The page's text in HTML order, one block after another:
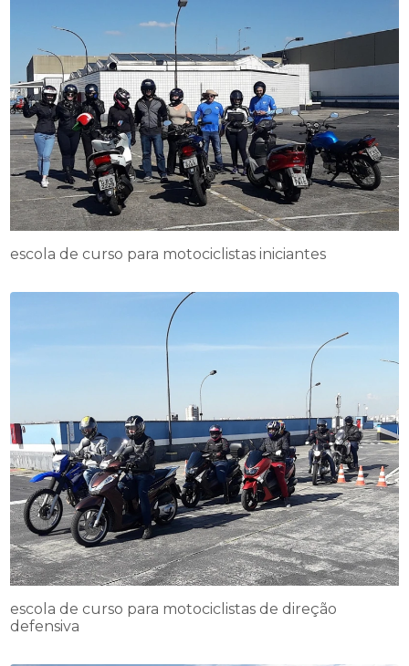
escola de curso para motociclistas iniciantes
escola de curso para motociclistas de direção
defensiva